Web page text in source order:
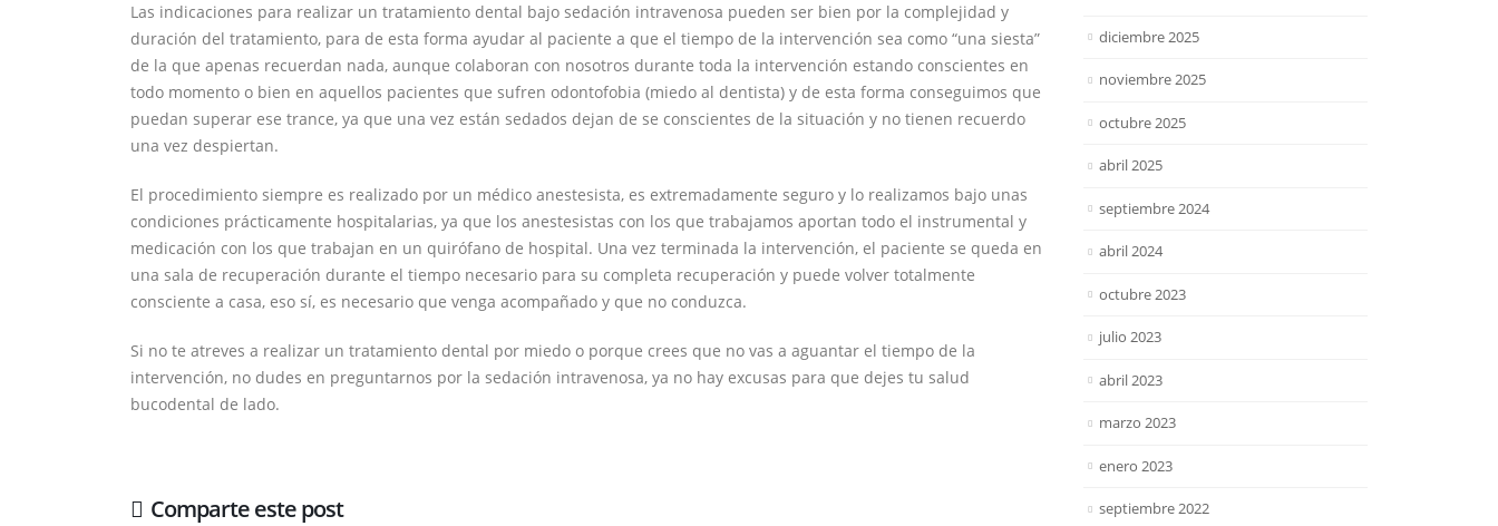
Las indicaciones para realizar un tratamiento dental bajo sedación intravenosa pueden ser bien por la complejidad y
duración del tratamiento, para de esta forma ayudar al paciente a que el tiempo de la intervención sea como “una siesta”
de la que apenas recuerdan nada, aunque colaboran con nosotros durante toda la intervención estando conscientes en
todo momento o bien en aquellos pacientes que sufren odontofobia (miedo al dentista) y de esta forma conseguimos que
puedan superar ese trance, ya que una vez están sedados dejan de se conscientes de la situación y no tienen recuerdo
una vez despiertan.
El procedimiento siempre es realizado por un médico anestesista, es extremadamente seguro y lo realizamos bajo unas
condiciones prácticamente hospitalarias, ya que los anestesistas con los que trabajamos aportan todo el instrumental y
medicación con los que trabajan en un quirófano de hospital. Una vez terminada la intervención, el paciente se queda en
una sala de recuperación durante el tiempo necesario para su completa recuperación y puede volver totalmente
consciente a casa, eso sí, es necesario que venga acompañado y que no conduzca.
Si no te atreves a realizar un tratamiento dental por miedo o porque crees que no vas a aguantar el tiempo de la
intervención, no dudes en preguntarnos por la sedación intravenosa, ya no hay excusas para que dejes tu salud
bucodental de lado.
Comparte este post
diciembre 2025
noviembre 2025
octubre 2025
abril 2025
septiembre 2024
abril 2024
octubre 2023
julio 2023
abril 2023
marzo 2023
enero 2023
septiembre 2022